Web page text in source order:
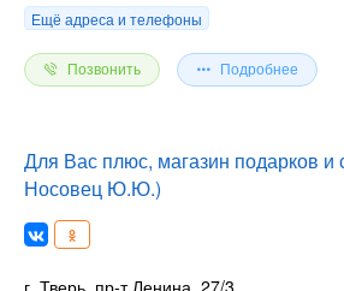
Ещё адреса и телефоны
Позвонить Подробнее
Для Вас плюс, магазин подарков
Носовец Ю.Ю.)
г. Тверь, пр-т Ленина, 27/3